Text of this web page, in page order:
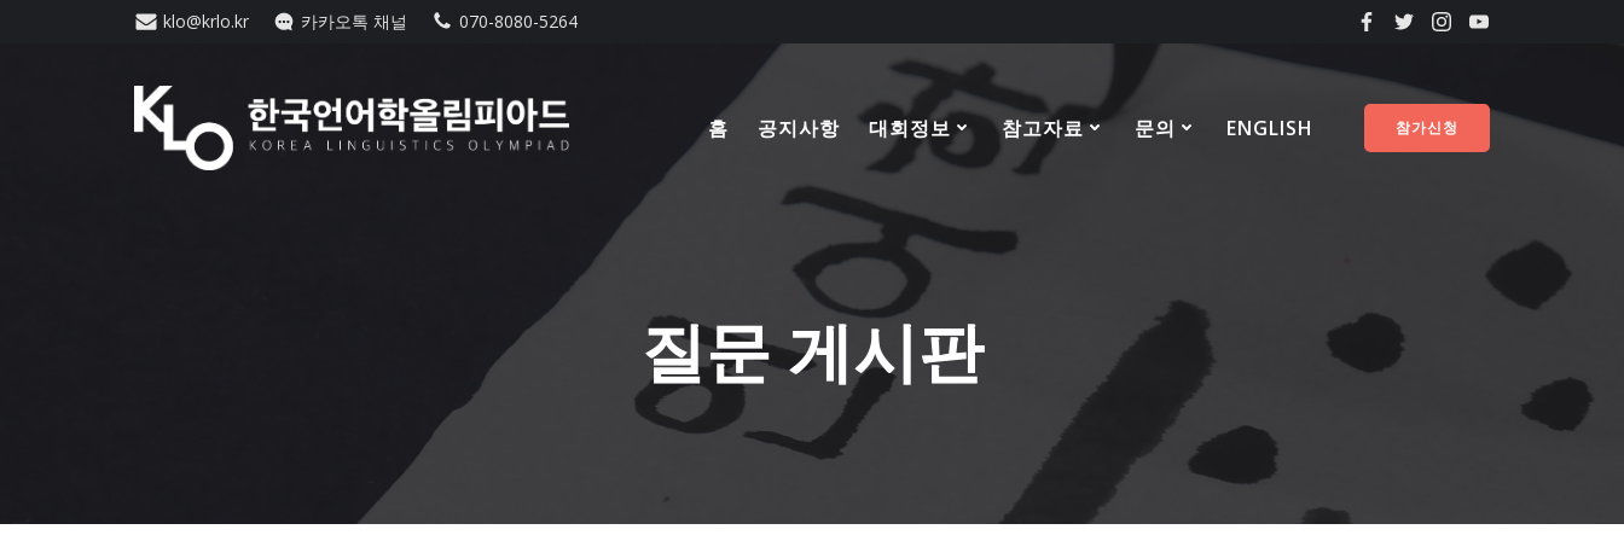
klo@krlo.kr 카카오톡 채널 070-8080-5264
홈 공지사항 대회정보 참고자료 문의 ENGLISH 참가신청
질문 게시판